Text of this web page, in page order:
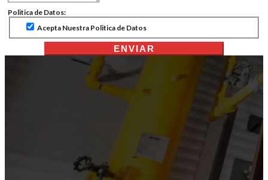
Politica de Datos:
Acepta Nuestra Politica de Datos
ENVIAR